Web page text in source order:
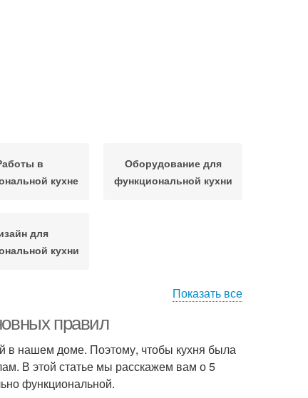
в
кухне
Оборудование для
функциональной кухни
для
кухни
Показать все
правил
в нашем доме. Поэтому, чтобы кухня была
В этой статье мы расскажем вам о 5
функциональной.